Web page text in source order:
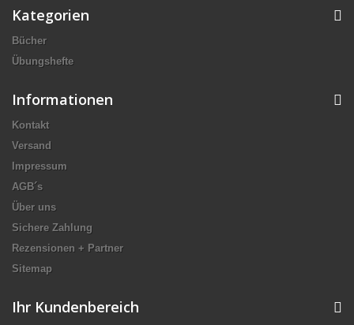
Kategorien
Bücher
Übungshefte
Informationen
Kontakt
Versand
Impressum
AGB´s
Über uns
Sichere Zahlung
Rezensionen + Partner
Sitemap
Ihr Kundenbereich